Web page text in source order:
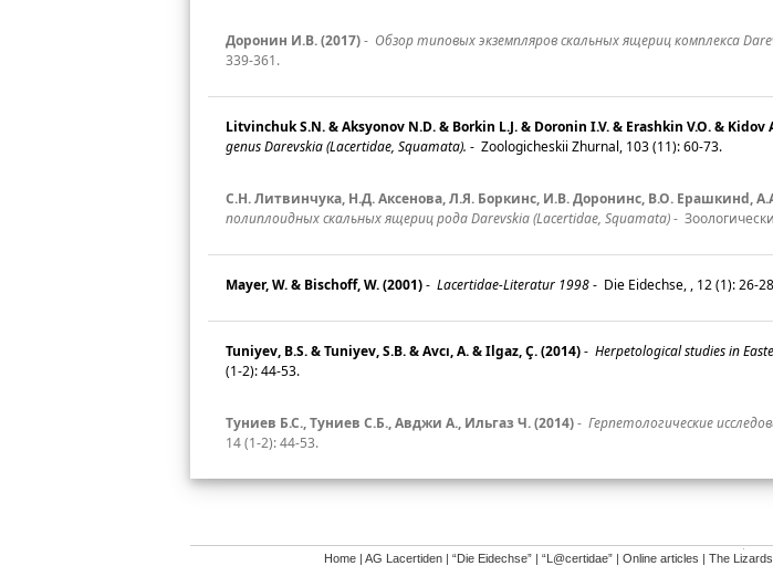
Доронин И.В. (2017)- Обзор типовых экземпляров скальных ящериц комплекса
339-361.
Litvinchuk S.N. & Aksyonov N.D. & Borkin L.J. & Doronin I.V. & Erashkin V.O. & Kidov
genus Darevskia (Lacertidae, Squamata). - Zoologicheskii Zhurnal, 103 (11): 60-73.
С.Н. Литвинчукa, Н.Д. Аксеновa, Л.Я. Боркинc, И.В. Доронинc, В.О. Ерашкинd,
полиплоидных скальных ящериц рода Darevskia (Lacertidae, Squamata)-
Mayer, W. & Bischoff, W. (2001)- Lacertidae-Literatur 1998- Die Eidechse, , 12 (1): 26-
Tuniyev, B.S. & Tuniyev, S.B. & Avcı, A. & Ilgaz, Ç. (2014)- Herpetological studies in
(1-2): 44-53.
Туниев Б.С., Туниев С.Б., Авджи А., Ильгаз Ч. (2014)- Герпетологические
14 (1-2): 44-53.
Home| AG Lacertiden| “Die Eidechse”| “L@certidae”| Online articles The Lizards